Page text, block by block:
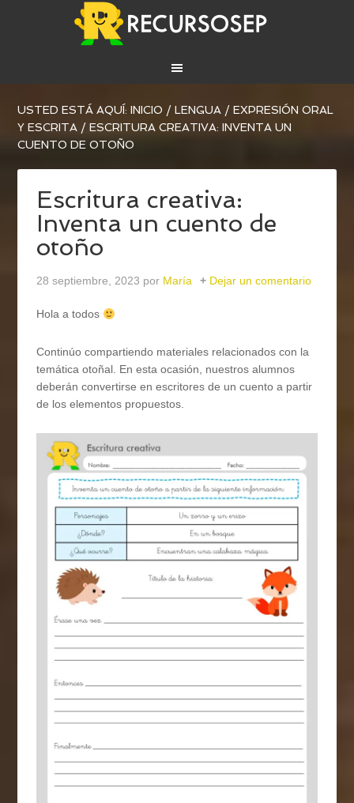
USTED ESTÁ AQUÍ:INICIO / LENGUA / EXPRESIÓN ORAL
Y ESCRITA / ESCRITURA CREATIVA: INVENTA UN
CUENTO DE OTOÑO
Escritura creativa:
Inventa un cuento de
otoño
28 septiembre, 2023 por María Dejar un comentario
Hola a todos
Continúo compartiendo materiales relacionados con la
temática otoñal. En esta ocasión, nuestros alumnos
deberán convertirse en escritores de un cuento a partir
de los elementos propuestos.